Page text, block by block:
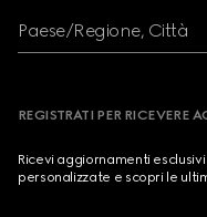
Paese/Regione, Città
REGISTRATI PER RICEVERE
Ricevi aggiornamenti
personalizzate e scopri le